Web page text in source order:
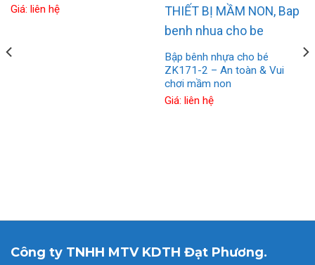
Giá: liên hệ
Bập bênh nhựa cho bé
ZK171-2 – An toàn & Vui
chơi mầm non
Giá: liên hệ
Công ty TNHH MTV KDTH Đạt Phương.